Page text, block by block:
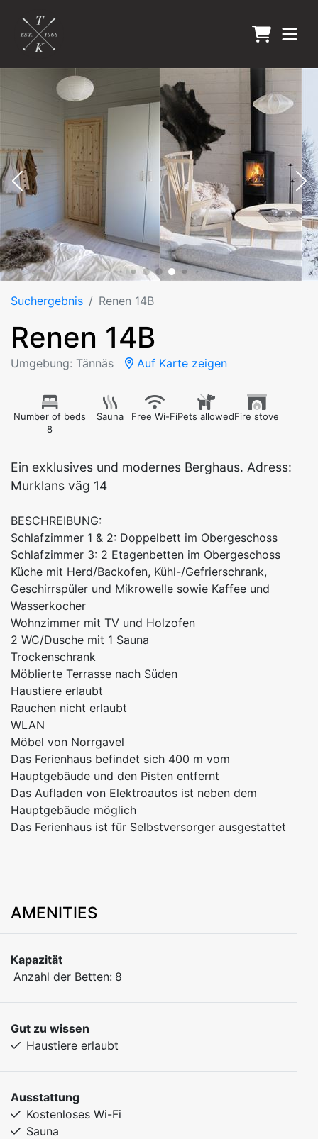
Suchergebnis Renen 14B
Renen 14B
Umgebung: Tännäs Auf Karte zeigen
Number of beds
8
Sauna Free Wi-FiPets allowedFire stove
Ein exklusives und modernes Berghaus. Adress:
BESCHREIBUNG:
Schlafzimmer 1 & 2: Doppelbett im Obergeschoss
Schlafzimmer 3: 2 Etagenbetten im Obergeschoss
Küche mit Herd/Backofen, Kühl-/Gefrierschrank,
Geschirrspüler und Mikrowelle sowie Kaffee und
Wasserkocher
Wohnzimmer mit TV und Holzofen
2 WC/Dusche mit 1 Sauna
Trockenschrank
Möblierte Terrasse nach Süden
Haustiere erlaubt
Rauchen nicht erlaubt
WLAN
Möbel von Norrgavel
Das Ferienhaus befindet sich 400 m vom
Hauptgebäude und den Pisten entfernt
Das Aufladen von Elektroautos ist neben dem
Hauptgebäude möglich
Das Ferienhaus ist für Selbstversorger ausgestattet
AMENITIES
Kapazität
Anzahl der Betten: 8
Gut zu wissen
Haustiere erlaubt
Ausstattung
Kostenloses Wi-Fi
Sauna